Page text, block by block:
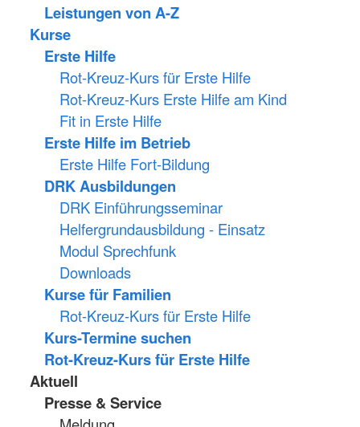
Leistungen von A-Z
Kurse
Erste Hilfe
Rot-Kreuz-Kurs für Erste Hilfe
Rot-Kreuz-Kurs Erste Hilfe am Kind
Fit in Erste Hilfe
Erste Hilfe im Betrieb
Erste Hilfe Fort-Bildung
DRK Ausbildungen
DRK Einführungsseminar
Helfergrundausbildung - Einsatz
Modul Sprechfunk
Downloads
Kurse für Familien
Rot-Kreuz-Kurs für Erste Hilfe
Kurs-Termine suchen
Rot-Kreuz-Kurs für Erste Hilfe
Aktuell
Presse & Service